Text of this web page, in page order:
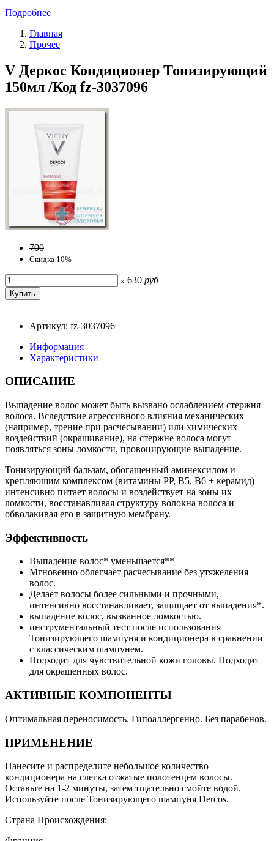
Подробнее
Главная
Прочее
V Деркос Кондиционер Тонизирующий
150мл /Код fz-3037096
700
Скидка 10%
x 630 руб
Артикул: fz-3037096
Информация
Характеристики
ОПИСАНИЕ
Выпадение волос может быть вызвано ослаблением стержня
волоса. Вследствие агрессивного влияния механических
(например, трение при расчесывании) или химических
воздействий (окрашивание), на стержне волоса могут
появляться зоны ломкости, провоцирующие выпадение.
Тонизирующий бальзам, обогащенный аминексилом и
крепляющим комплексом (витамины РР, В5, В6 + керамид)
интенсивно питает волосы и воздействует на зоны их
ломкости, восстанавливая структуру волокна волоса и
обволакивая его в защитную мембрану.
Эффективность
Выпадение волос* уменьшается**
Мгновенно облегчает расчесывание без утяжеления
волос.
Делает волосы более сильными и прочными,
интенсивно восстанавливает, защищает от выпадения*.
выпадение волос, вызванное ломкостью.
инструментальный тест после использования
Тонизирующего шампуня и кондиционера в сравнении
с классическим шампунем.
Подходит для чувствительной кожи головы. Подходит
для окрашенных волос.
АКТИВНЫЕ КОМПОНЕНТЫ
Оптимальная переносимость. Гипоаллергенно. Без парабенов.
ПРИМЕНЕНИЕ
Нанесите и распределите небольшое количество
кондиционера на слегка отжатые полотенцем волосы.
Оставьте на 1-2 минуты, затем тщательно смойте водой.
Используйте после Тонизирующего шампуня Dercos.
Страна Происхождения: